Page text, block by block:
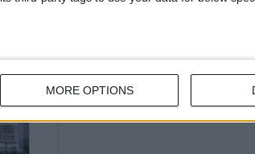
MORE OPTIONS
νέων επιστημόνων